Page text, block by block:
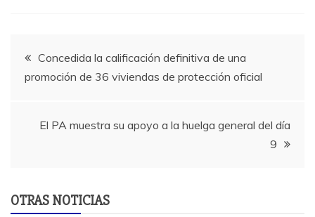
Navegación
de
entradas
Concedida la calificación definitiva de una
promoción de 36 viviendas de protección oficial
El PA muestra su apoyo a la huelga general del día
9
OTRAS NOTICIAS